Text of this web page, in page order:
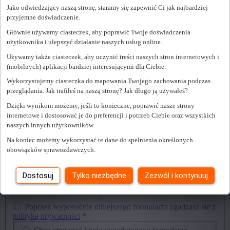
Jako odwiedzający naszą stronę, staramy się zapewnić Ci jak najbardziej
przyjemne doświadczenie.
Głównie używamy ciasteczek, aby poprawić Twoje doświadczenia
użytkownika i ulepszyć działanie naszych usług online.
Używamy także ciasteczek, aby uczynić treści naszych stron internetowych i
(mobilnych) aplikacji bardziej interesującymi dla Ciebie.
Wykorzystujemy ciasteczka do mapowania Twojego zachowania podczas
przeglądania. Jak trafiłeś na naszą stronę? Jak długo ją używałeś?
Dzięki wynikom możemy, jeśli to konieczne, poprawić nasze strony
internetowe i dostosować je do preferencji i potrzeb Ciebie oraz wszystkich
naszych innych użytkowników.
Na koniec możemy wykorzystać te dane do spełnienia określonych
obowiązków sprawozdawczych.
Dostosuj Tylko niezbędne Zezwól i kontynuuj
Skontaktuj się z nami przez mail:ir@startpeople.be
Lub telefon: 0032 9 235 7710
Lub wypełnij poniższy formularz:
Email*
Imię*
Nazwisko*
Aktualne miejsce pobytu
Tel komórkowy*
(np: +32 (0)475 12 34 56)
Wiadomość*
Poprzez wypełnienie niniejszego formularza zgadzasz sie z
polityką prywatności *